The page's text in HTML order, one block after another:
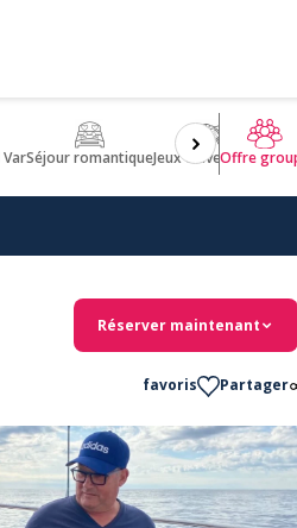
VarSéjour romantiqueJeux d'aventuresBien
Offre
Réserver maintenant
favoris Partager